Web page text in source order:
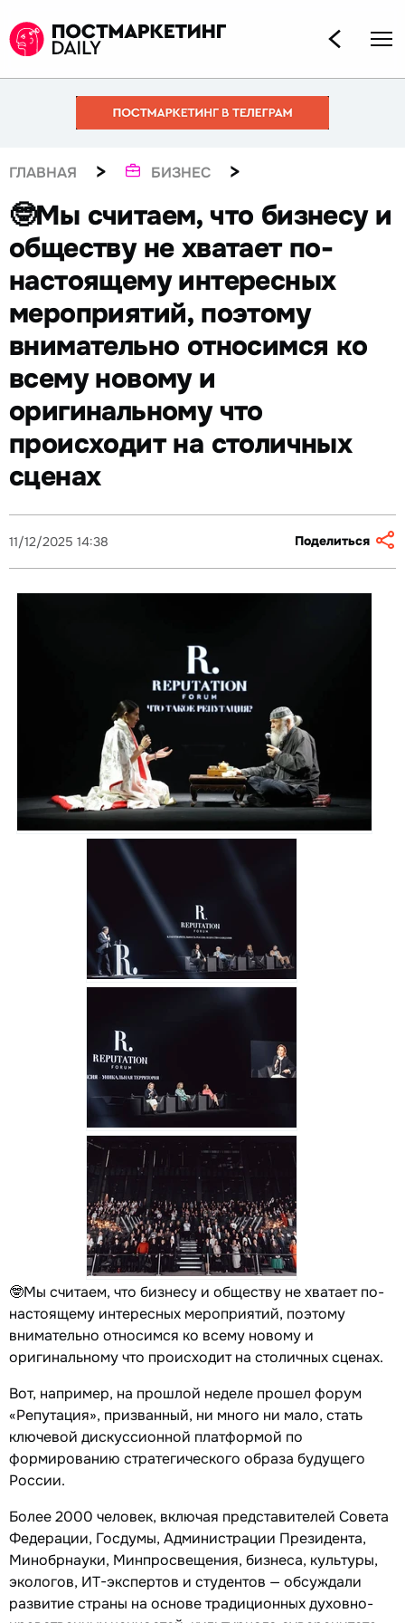
ГЛАВНАЯ > БИЗНЕС >
🤓Мы считаем, что бизнесу и
обществу не хватает по-
настоящему интересных
мероприятий, поэтому
внимательно относимся ко
всему новому и
оригинальному что
происходит на столичных
сценах
11/12/2025 14:38 Поделиться
🤓Мы считаем, что бизнесу и обществу не хватает по-
настоящему интересных мероприятий, поэтому
внимательно относимся ко всему новому и
оригинальному что происходит на столичных сценах.
Вот, например, на прошлой неделе прошел форум
«Репутация», призванный, ни много ни мало, стать
ключевой дискуссионной платформой по
формированию стратегического образа будущего
России.
Более 2000 человек, включая представителей Совета
Федерации, Госдумы, Администрации Президента,
Минобрнауки, Минпросвещения, бизнеса, культуры,
экологов, ИТ-экспертов и студентов — обсуждали
развитие страны на основе традиционных духовно-